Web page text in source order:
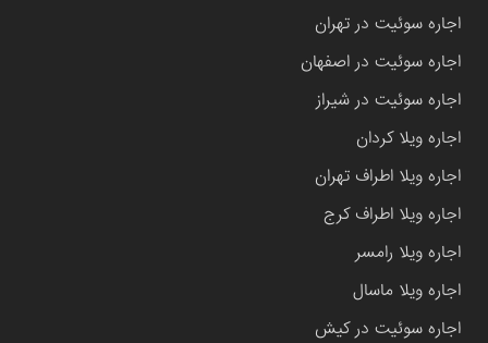
اجاره سوئیت در تهران
اجاره سوئیت در اصفهان
اجاره سوئیت در شیراز
اجاره ویلا کردان
اجاره ویلا اطراف تهران
اجاره ویلا اطراف کرج
اجاره ویلا رامسر
اجاره ویلا ماسال
اجاره سوئیت در کیش